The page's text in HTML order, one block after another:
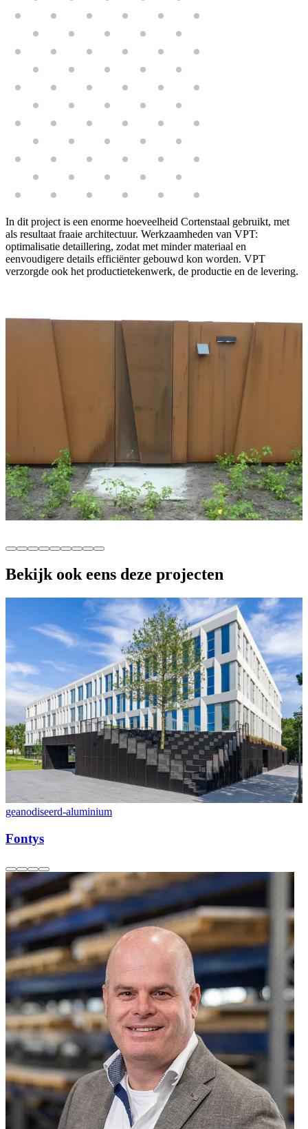
In dit project is een enorme hoeveelheid Cortenstaal gebruikt, met
als resultaat fraaie architectuur. Werkzaamheden van VPT:
optimalisatie detaillering, zodat met minder materiaal en
eenvoudigere details efficiënter gebouwd kon worden. VPT
verzorgde ook het productietekenwerk, de productie en de levering.
Bekijk ook eens deze projecten
geanodiseerd-aluminium
Fontys